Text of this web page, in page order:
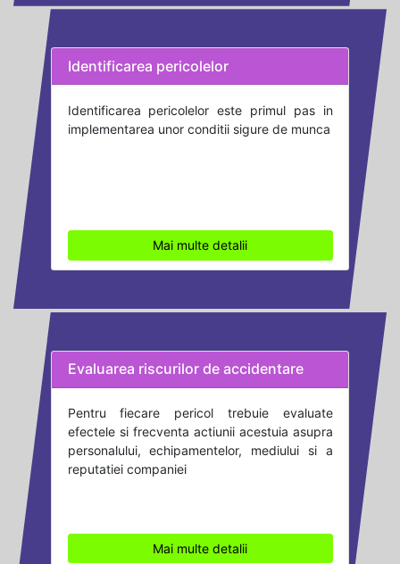
Identificarea pericolelor
Identificarea pericolelor este primul pas in
implementarea unor conditii sigure de munca
Mai multe detalii
Evaluarea riscurilor de accidentare
Pentru fiecare pericol trebuie evaluate
efectele si frecventa actiunii acestuia asupra
personalului, echipamentelor, mediului si a
reputatiei companiei
Mai multe detalii